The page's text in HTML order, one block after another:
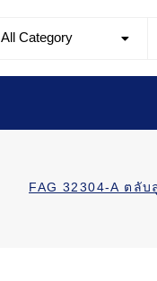
All Category
FAG 32304-A ตลับ